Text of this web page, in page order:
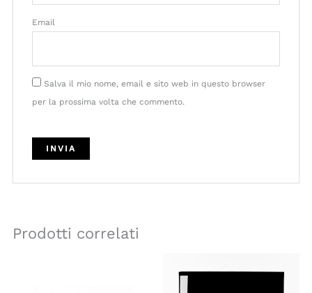
Email
Salva il mio nome, email e sito web in questo browser
per la prossima volta che commento.
Prodotti correlati